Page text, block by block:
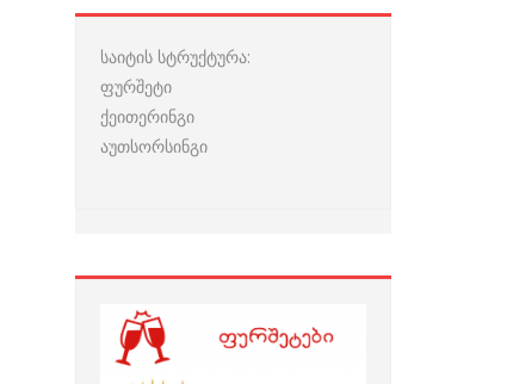
საიტის სტრუქტურა:
ფურშეტი
ქეითერინგი
აუთსორსინგი